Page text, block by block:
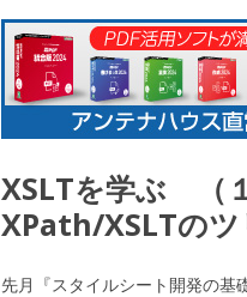
XSLTを学ぶ （
XPath/XSLTのツ
先月『スタイルシート開発の基